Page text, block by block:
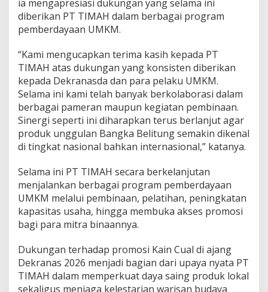
ia mengapresiasi dukungan yang selama ini
diberikan PT TIMAH dalam berbagai program
pemberdayaan UMKM.
“Kami mengucapkan terima kasih kepada PT
TIMAH atas dukungan yang konsisten diberikan
kepada Dekranasda dan para pelaku UMKM.
Selama ini kami telah banyak berkolaborasi dalam
berbagai pameran maupun kegiatan pembinaan.
Sinergi seperti ini diharapkan terus berlanjut agar
produk unggulan Bangka Belitung semakin dikenal
di tingkat nasional bahkan internasional,” katanya.
Selama ini PT TIMAH secara berkelanjutan
menjalankan berbagai program pemberdayaan
UMKM melalui pembinaan, pelatihan, peningkatan
kapasitas usaha, hingga membuka akses promosi
bagi para mitra binaannya.
Dukungan terhadap promosi Kain Cual di ajang
Dekranas 2026 menjadi bagian dari upaya nyata PT
TIMAH dalam memperkuat daya saing produk lokal
sekaligus menjaga kelestarian warisan budaya